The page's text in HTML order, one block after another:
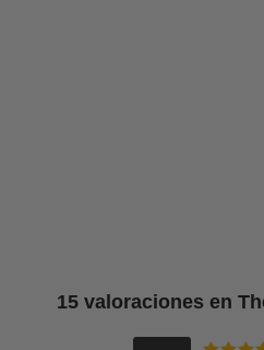
15 valoraciones en